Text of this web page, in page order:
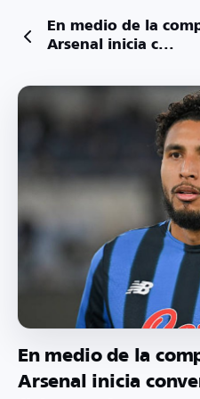
En medio de la
Arsenal inicia c...
En medio de la
Arsenal inicia